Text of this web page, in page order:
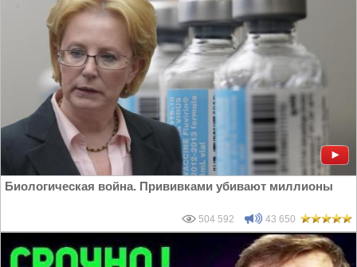
Биологическая война. Прививками убивают миллионы
504 592 43 650